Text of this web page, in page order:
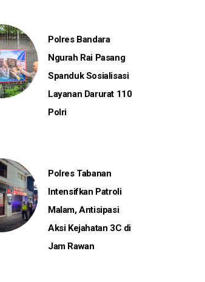
Polres Bandara
Ngurah Rai Pasang
Spanduk Sosialisasi
Layanan Darurat 110
Polri
Polres Tabanan
Intensifkan Patroli
Malam, Antisipasi
Aksi Kejahatan 3C di
Jam Rawan